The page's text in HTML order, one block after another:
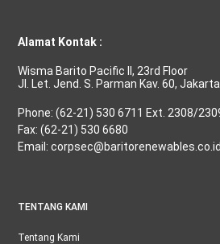
Alamat Kontak :
Wisma Barito Pacific II, 23rd Floor
Jl. Let. Jend. S. Parman Kav. 60,
Phone: (62-21) 530 6711 Ext. 2308/
Fax: (62-21) 530 6680
Email: corpsec@baritorenewables.co.id
TENTANG KAMI
Tentang Kami